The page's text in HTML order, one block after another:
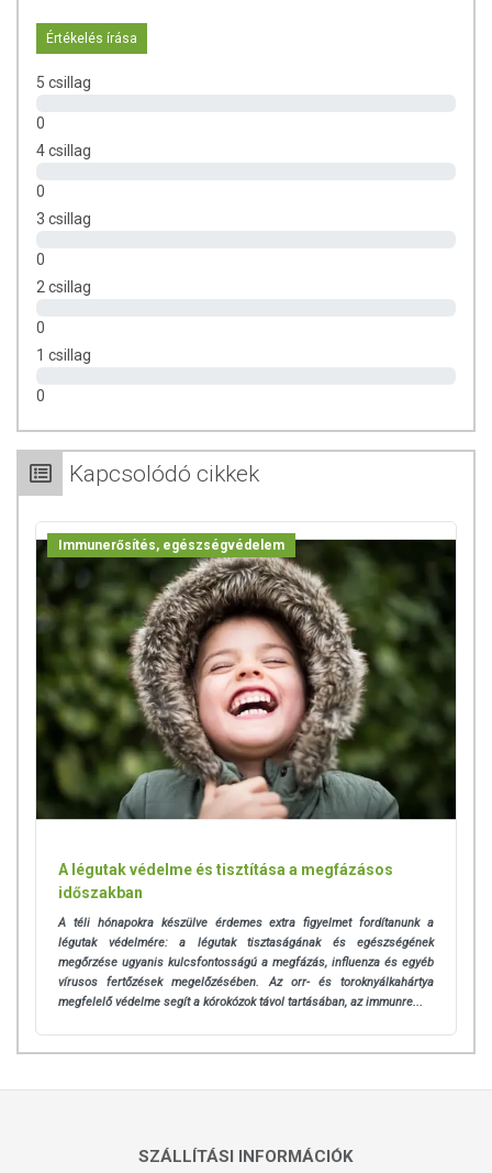
Értékelés írása
5 csillag
0
4 csillag
0
3 csillag
0
2 csillag
0
1 csillag
0
Kapcsolódó cikkek
Immunerősítés, egészségvédelem
A légutak védelme és tisztítása a megfázásos
időszakban
A téli hónapokra készülve érdemes extra figyelmet fordítanunk a
légutak védelmére: a légutak tisztaságának és egészségének
megőrzése ugyanis kulcsfontosságú a megfázás, influenza és egyéb
vírusos fertőzések megelőzésében. Az orr- és toroknyálkahártya
megfelelő védelme segít a kórokózok távol tartásában, az immunre...
SZÁLLÍTÁSI INFORMÁCIÓK